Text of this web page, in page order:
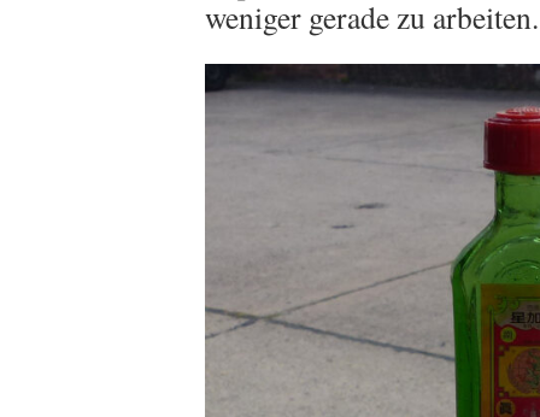
weniger gerade zu arbeiten.